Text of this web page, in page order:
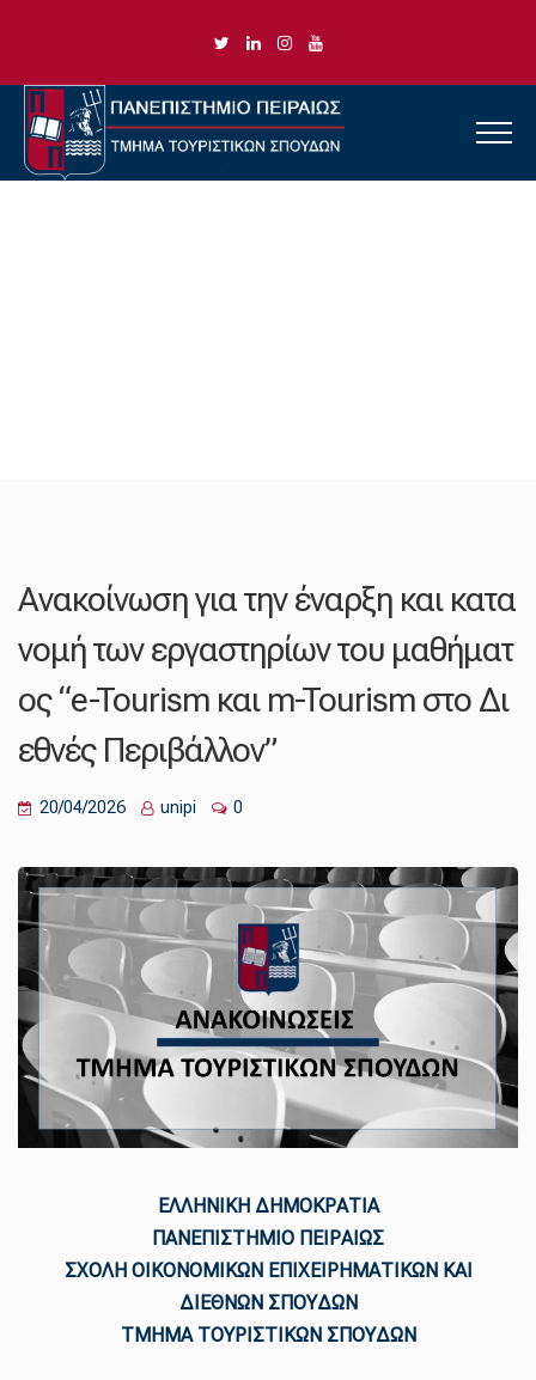
Ανακοίνωση για την έναρξη και κατα
νομή των εργαστηρίων του μαθήματ
ος “e-Tourism και m-Tourism στο Δι
εθνές Περιβάλλον”
20/04/2026 unipi 0
ΕΛΛΗΝΙΚΗ ΔΗΜΟΚΡΑΤΙΑ
ΠΑΝΕΠΙΣΤΗΜΙΟ ΠΕΙΡΑΙΩΣ
ΣΧΟΛΗ ΟΙΚΟΝΟΜΙΚΩΝ ΕΠΙΧΕΙΡΗΜΑΤΙΚΩΝ ΚΑΙ
ΔΙΕΘΝΩΝ ΣΠΟΥΔΩΝ
ΤΜΗΜΑ ΤΟΥΡΙΣΤΙΚΩΝ ΣΠΟΥΔΩΝ